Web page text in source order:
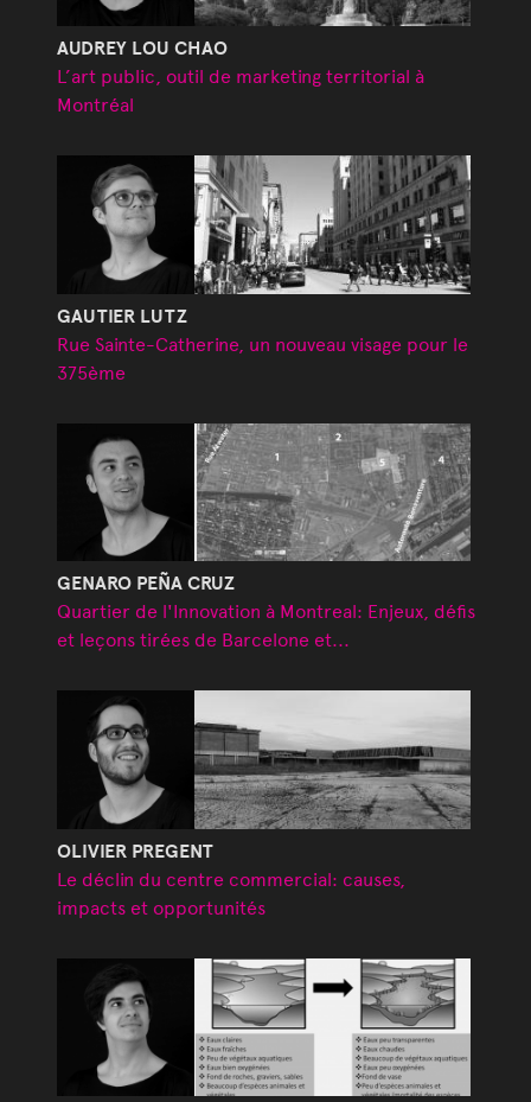
AUDREY LOU CHAO
L’art public, outil de marketing territorial à
Montréal
GAUTIER LUTZ
Rue Sainte-Catherine, un nouveau visage pour le
375ème
GENARO PEÑA CRUZ
Quartier de l'Innovation à Montreal: Enjeux, défis
et leçons tirées de Barcelone et...
OLIVIER PREGENT
Le déclin du centre commercial: causes,
impacts et opportunités